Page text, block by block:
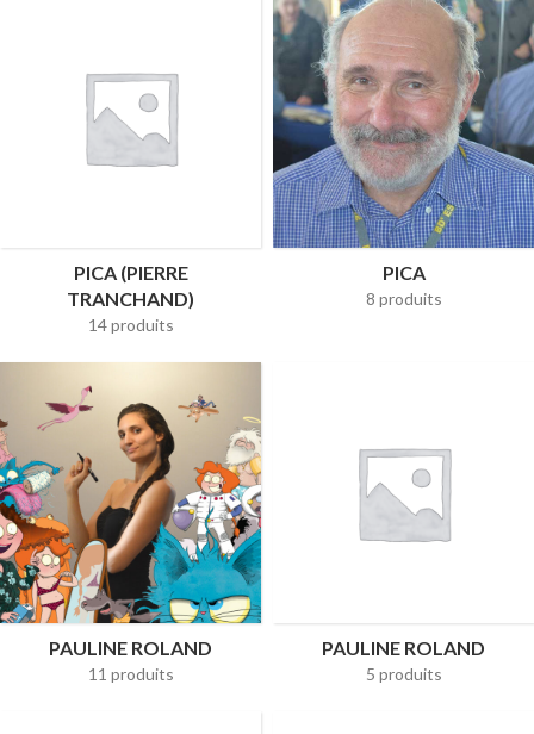
PICA (PIERRE
TRANCHAND)
14 produits
PICA
8 produits
PAULINE ROLAND
11 produits
PAULINE ROLAND
5 produits